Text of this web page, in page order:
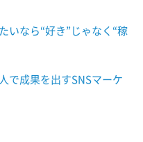
いなら“好き”じゃなく“稼
で成果を出すSNSマーケ